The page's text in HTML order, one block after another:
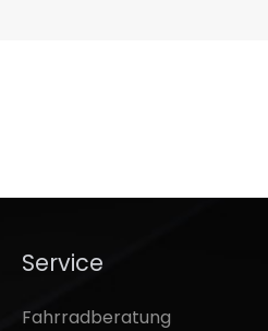
Service
Fahrradberatung